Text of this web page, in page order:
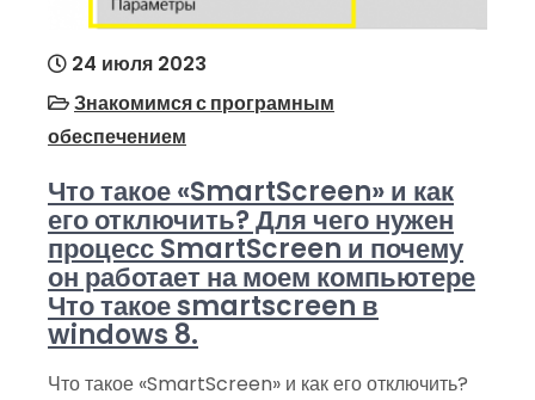
24 июля 2023
Знакомимся с програмным
обеспечением
Что такое «SmartScreen» и как
его отключить? Для чего нужен
процесс SmartScreen и почему
он работает на моем компьютере
Что такое smartscreen в
windows 8.
Что такое «SmartScreen» и как его отключить?